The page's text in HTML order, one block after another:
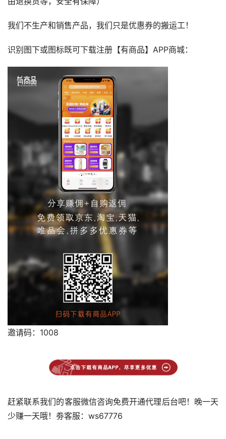
我们不生产和销售产品，我们只是优惠券的搬运工！
识别图下或图标既可下载注册【有商品】APP商城：
邀请码：1008
赶紧联系我们的客服微信咨询免费开通代理后台吧！晚一天
少赚一天哦！劵客服：ws67776